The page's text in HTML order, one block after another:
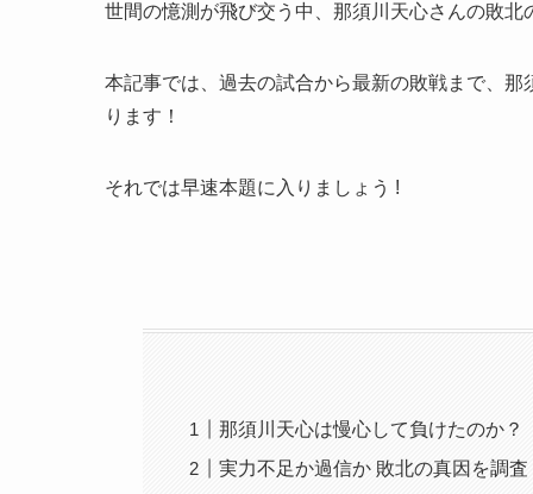
世間の憶測が飛び交う中、那須川天心さんの敗
本記事では、過去の試合から最新の敗戦まで、
ります！
それでは早速本題に入りましょう !
那須川天心は慢心して負けたのか？
実力不足か過信か 敗北の真因を調査